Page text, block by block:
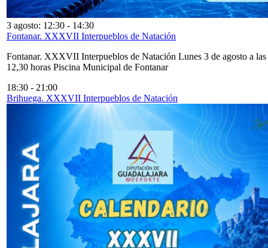
3 agosto: 12:30 - 14:30
Fontanar. XXXVII Interpueblos de Natación
Fontanar. XXXVII Interpueblos de Natación Lunes 3 de agosto a las
12,30 horas Piscina Municipal de Fontanar
18:30 - 21:00
Brihuega. XXXVII Interpueblos de Natación